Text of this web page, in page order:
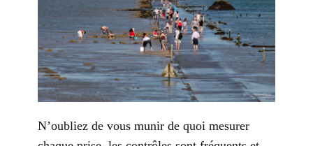
N’oubliez de vous munir de quoi mesurer